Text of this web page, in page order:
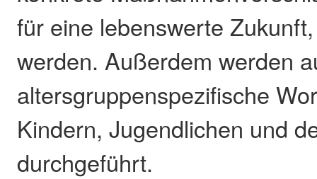
für eine lebenswerte
werden. Außerdem werden
altersgruppenspezifische
Kindern, Jugendlichen und
durchgeführt.